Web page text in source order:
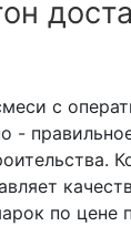
с
-
по цене